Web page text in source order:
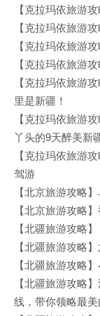
【克拉玛依旅游
【克拉玛依旅游
【克拉玛依旅游
【克拉玛依旅游
【克拉玛依旅游
里是新疆！
【克拉玛依旅游
丫头的9天醉美新
【克拉玛依旅游
驾游
【北京旅游攻略
【北京旅游攻略
【北疆旅游攻略
【北疆旅游攻略
【北疆旅游攻略
【北疆旅游攻略
线，带你领略最美